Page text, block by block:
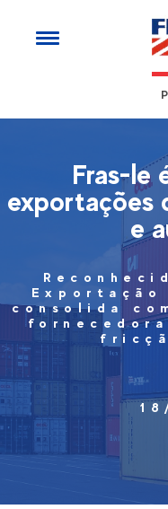
Fras-le
exportações
e
Exportação
consolida